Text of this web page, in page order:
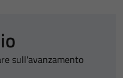
sull'avanzamento